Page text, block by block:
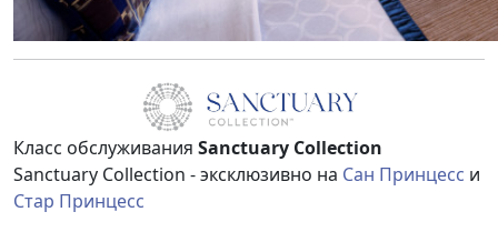
Класс обслуживания Sanctuary Collection
Sanctuary Collection - эксклюзивно на Сан Принцесс и
Стар Принцесс